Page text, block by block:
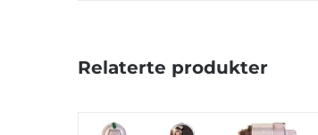
Relaterte produkter